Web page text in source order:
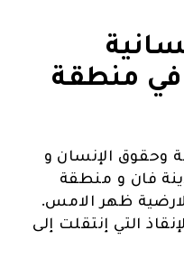
في منطقة
وحقوق الإنسان و
فان و منطقة
ظهر الامس.
التي إنتقلت إلى